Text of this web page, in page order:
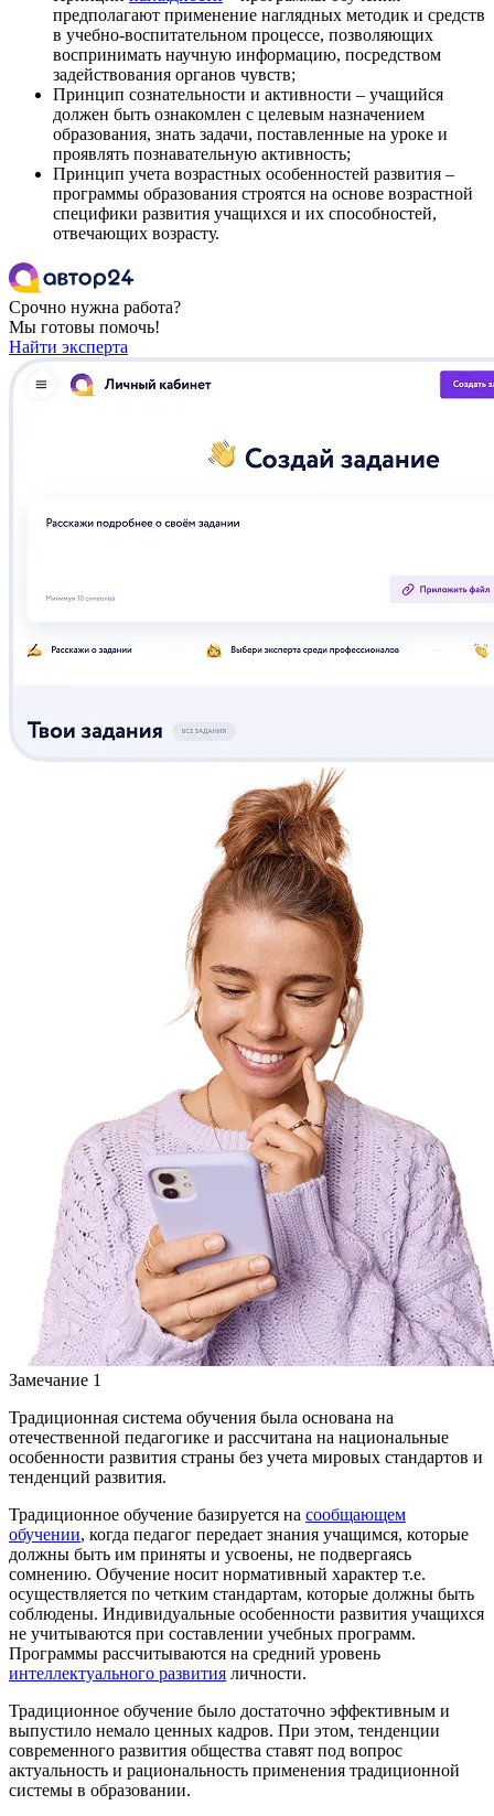
предполагают применение наглядных методик и средств
в учебно-воспитательном процессе, позволяющих
воспринимать научную информацию, посредством
задействования органов чувств;
Принцип сознательности и активности – учащийся
должен быть ознакомлен с целевым назначением
образования, знать задачи, поставленные на уроке и
проявлять познавательную активность;
Принцип учета возрастных особенностей развития –
программы образования строятся на основе возрастной
специфики развития учащихся и их способностей,
отвечающих возрасту.
Срочно нужна работа?
Мы готовы помочь!
Найти эксперта
Замечание 1
Традиционная система обучения была основана на
отечественной педагогике и рассчитана на национальные
особенности развития страны без учета мировых стандартов и
тенденций развития.
Традиционное обучение базируется на сообщающем
обучении, когда педагог передает знания учащимся, которые
должны быть им приняты и усвоены, не подвергаясь
сомнению. Обучение носит нормативный характер т.е.
осуществляется по четким стандартам, которые должны быть
соблюдены. Индивидуальные особенности развития учащихся
не учитываются при составлении учебных программ.
Программы рассчитываются на средний уровень
интеллектуального развития личности.
Традиционное обучение было достаточно эффективным и
выпустило немало ценных кадров. При этом, тенденции
современного развития общества ставят под вопрос
актуальность и рациональность применения традиционной
системы в образовании.